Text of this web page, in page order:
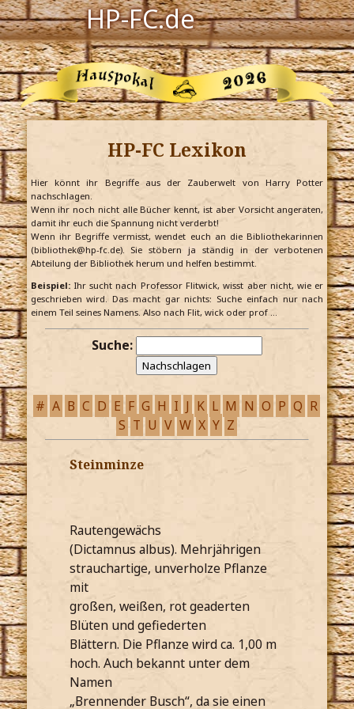
HP-FC.de
Navigation
Harry Potter
Der HP-FC
Hogwarts
Zauberwelt
Willkommen
Jetzt Fanclub-Mitglied werden!
HP-FC Lexikon
Hier könnt ihr Begriffe aus der Zauberwelt von Harry Potter
nachschlagen.
Wenn ihr noch nicht alle Bücher kennt, ist aber Vorsicht angeraten,
damit ihr euch die Spannung nicht verderbt!
Wenn ihr Begriffe vermisst, wendet euch an die Bibliothekarinnen
(bibliothek@hp-fc.de). Sie stöbern ja ständig in der verbotenen
Abteilung der Bibliothek herum und helfen bestimmt.
Beispiel:Ihr sucht nach Professor Flitwick, wisst aber nicht, wie er
geschrieben wird. Das macht gar nichts: Suche einfach nur nach
einem Teil seines Namens. Also nach Flit, wick oder prof …
Suche:
# A B C D E F G H I J K L M N O P Q R
S T U V W X Y Z
Steinminze
Rautengewächs
(Dictamnus albus). Mehrjährigen
strauchartige, unverholze Pflanze
mit
großen, weißen, rot geaderten
Blüten und gefiederten
Blättern. Die Pflanze wird ca. 1,00 m
hoch. Auch bekannt unter dem
Namen
„Brennender Busch“, da sie einen